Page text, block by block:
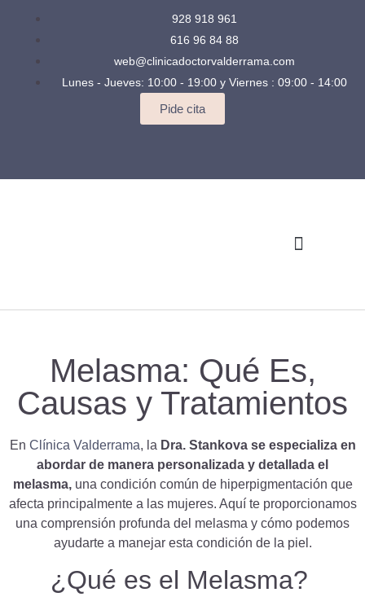
928 918 961
616 96 84 88
web@clinicadoctorvalderrama.com
Lunes - Jueves: 10:00 - 19:00 y Viernes : 09:00 - 14:00
Pide cita
Melasma: Qué Es,
Causas y Tratamientos
En Clínica Valderrama, la Dra. Stankova se especializa en
abordar de manera personalizada y detallada el
melasma,una condición común de hiperpigmentación que
afecta principalmente a las mujeres. Aquí te proporcionamos
una comprensión profunda del melasma y cómo podemos
ayudarte a manejar esta condición de la piel.
¿Qué es el Melasma?